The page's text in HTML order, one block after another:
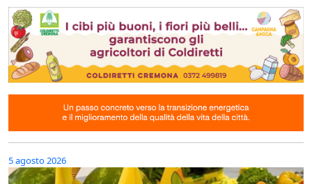
5 agosto 2026